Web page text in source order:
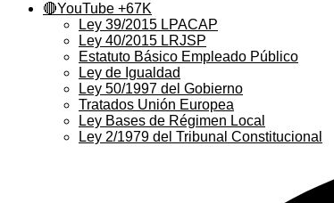
🔴YouTube +67K
Ley 39/2015 LPACAP
Ley 40/2015 LRJSP
Estatuto Básico Empleado Público
Ley de Igualdad
Ley 50/1997 del Gobierno
Tratados Unión Europea
Ley Bases de Régimen Local
Ley 2/1979 del Tribunal Constitucional